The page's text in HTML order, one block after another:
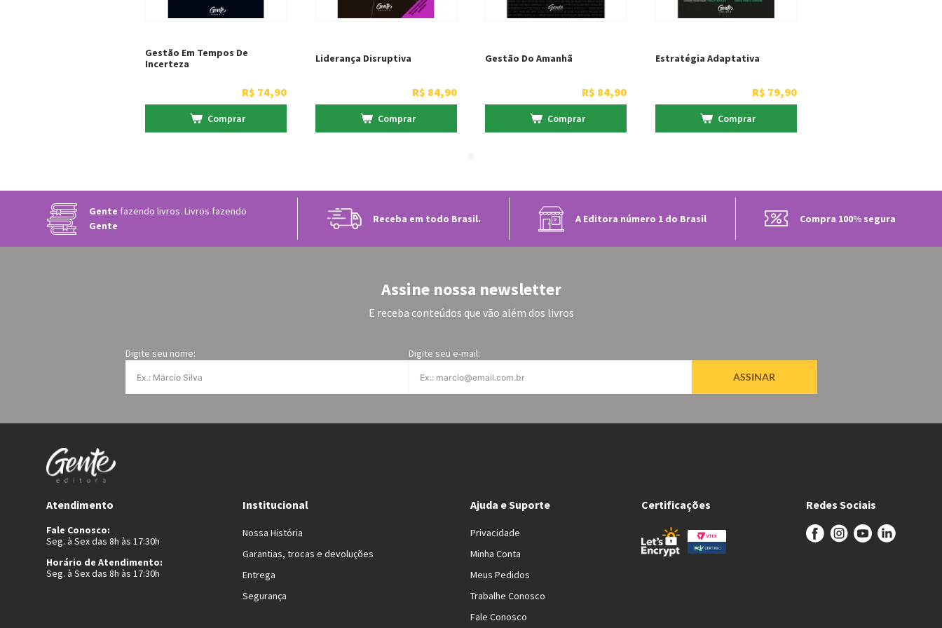
Gestão Em Tempos De
Incerteza
R$ 74,90
Comprar
Liderança Disruptiva
R$ 84,90
Comprar
Gestão Do Amanhã
R$ 84,90
Comprar
Estratégia Adaptativa
R$ 79,90
Comprar
Gente fazendo livros. Livros fazendo
Gente
Receba em todo Brasil. A Editora número 1 do Brasil Compra 100% segura
Assine nossa newsletter
E receba conteúdos que vão além dos livros
Digite seu nome: Digite seu e-mail:
ASSINAR
Atendimento
Fale Conosco:
Seg. à Sex das 8h às 17:30h
Horário de Atendimento:
Seg. à Sex das 8h às 17:30h
Institucional
Nossa História
Garantias, trocas e devoluções
Entrega
Segurança
Ajuda e Suporte
Privacidade
Minha Conta
Meus Pedidos
Trabalhe Conosco
Fale Conosco
Certificações Redes Sociais